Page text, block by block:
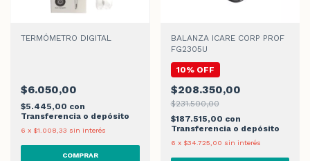
TERMÓMETRO DIGITAL
$6.050,00
$5.445,00 con
Transferencia o depósito
6 x $1.008,33 sin interés
BALANZA ICARE CORP PROF
FG2305U
10% OFF
$208.350,00
$231.500,00
$187.515,00 con
Transferencia o depósito
6 x $34.725,00 sin interés